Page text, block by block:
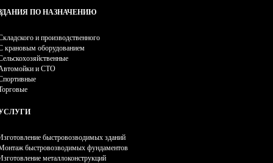
ПО НАЗНАЧЕНИЮ
и производственного
крановым оборудованием
и СТО
быстровозводимых зданий
быстровозводимых фундаментов
металлоконструкций